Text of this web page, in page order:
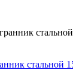
стальной